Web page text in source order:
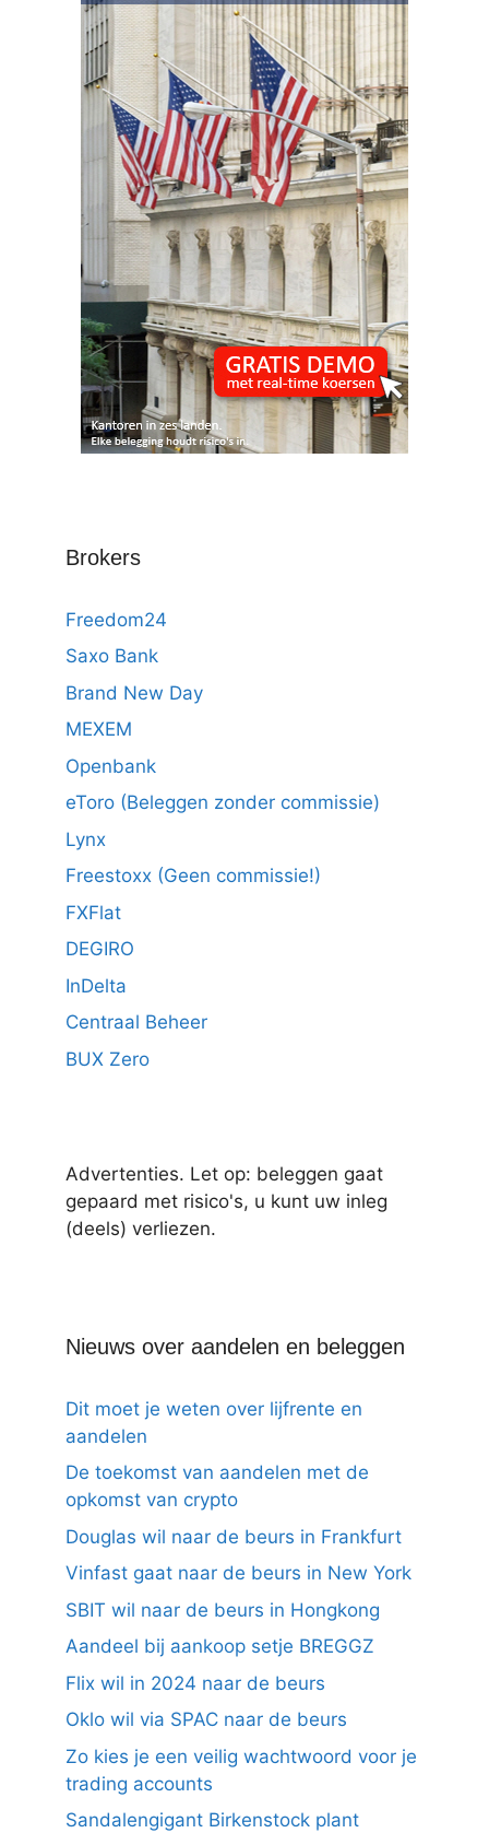
Brokers
Freedom24
Saxo Bank
Brand New Day
MEXEM
Openbank
eToro (Beleggen zonder commissie)
Lynx
Freestoxx (Geen commissie!)
FXFlat
DEGIRO
InDelta
Centraal Beheer
BUX Zero
Advertenties. Let op: beleggen gaat
gepaard met risico's, u kunt uw inleg
(deels) verliezen.
Nieuws over aandelen en beleggen
Dit moet je weten over lijfrente en
aandelen
De toekomst van aandelen met de
opkomst van crypto
Douglas wil naar de beurs in Frankfurt
Vinfast gaat naar de beurs in New York
SBIT wil naar de beurs in Hongkong
Aandeel bij aankoop setje BREGGZ
Flix wil in 2024 naar de beurs
Oklo wil via SPAC naar de beurs
Zo kies je een veilig wachtwoord voor je
trading accounts
Sandalengigant Birkenstock plant